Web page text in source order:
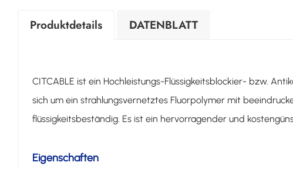
Produktdetails DATENBLATT
CITCABLE ist ein Hochleistungs-Flüssigkeitsblockier- bzw.
sich um ein strahlungsvernetztes Fluorpolymer mit
flüssigkeitsbeständig. Es ist ein hervorragender und
Eigenschaften